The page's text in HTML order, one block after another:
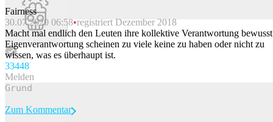
Beitrag melden
Fairness
30.07.2020 06:58 registriert Dezember 2018
Macht mal endlich den Leuten ihre kollektive Verantwortung
Eigenverantwortung scheinen zu viele keine zu haben oder nicht zu
wissen, was es überhaupt ist.
33448
Melden
Zum Kommentar